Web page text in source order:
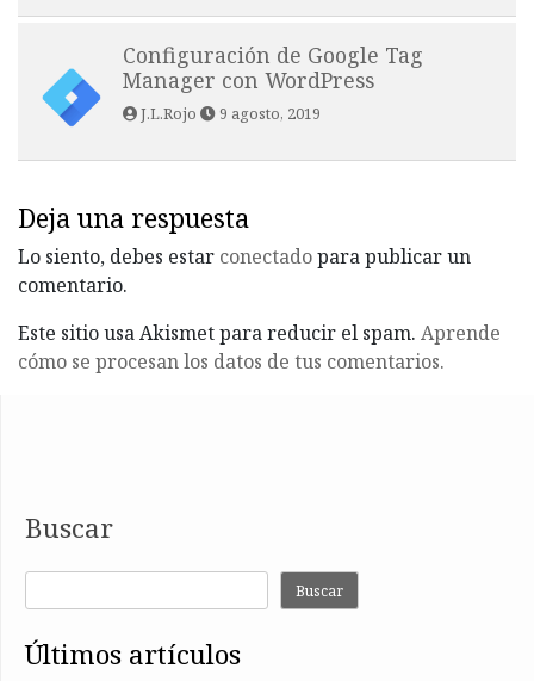
Configuración de Google Tag
Manager con WordPress
J.L.Rojo 9 agosto, 2019
Deja una respuesta
Lo siento, debes estar conectadopara publicar un
comentario.
Este sitio usa Akismet para reducir el spam. Aprende
cómo se procesan los datos de tus comentarios.
Buscar
Buscar
últimos artículos